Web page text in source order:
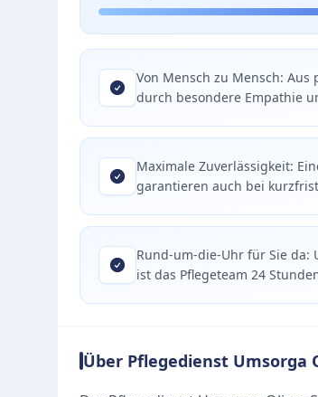
Von Mensch zu Mensch:
durch besondere Empathie
Maximale Zuverlässigkeit:
garantieren auch bei
Rund-um-die-Uhr für Sie da:
ist das Pflegeteam 24
Über Pflegedienst Umsorga